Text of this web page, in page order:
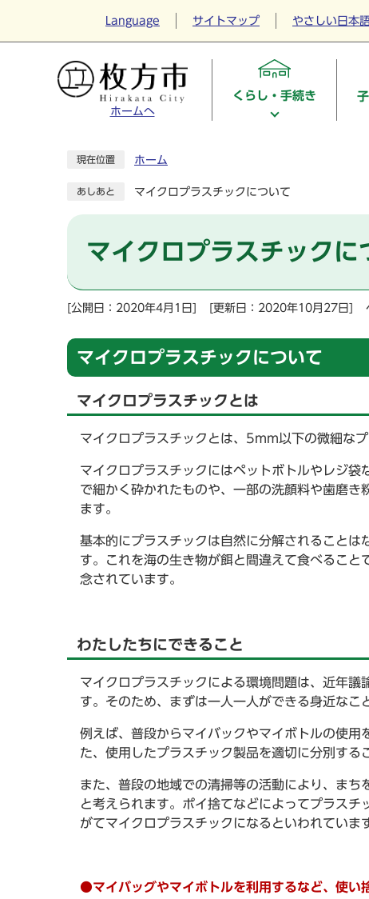
Language サイトマップ やさしい日本
ホームへ
くらし・手続き
現在位置 ホーム
あしあと マイクロプラスチックについて
マイクロプラスチックに
[公開日：2020年4月1日] [更新日：2020年10月27日]
マイクロプラスチックについて
マイクロプラスチックとは
マイクロプラスチックとは、5mm以下の微細なプ
マイクロプラスチックにはペットボトルやレジ
で細かく砕かれたものや、一部の洗顔料や歯磨
ます。
基本的にプラスチックは自然に分解されること
す。これを海の生き物が餌と間違えて食べるこ
念されています。
わたしたちにできること
マイクロプラスチックによる環境問題は、近年
す。そのため、まずは一人一人ができる身近なこ
例えば、普段からマイバックやマイボトルの使
た、使用したプラスチック製品を適切に分別する
また、普段の地域での清掃等の活動により、ま
と考えられます。ポイ捨てなどによってプラス
がてマイクロプラスチックになるといわれていま
●マイバッグやマイボトルを利用するなど、使い